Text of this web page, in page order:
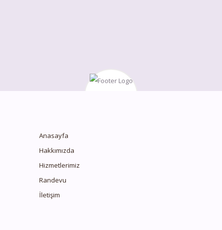
Anasayfa
Hakkımızda
Hizmetlerimiz
Randevu
İletişim